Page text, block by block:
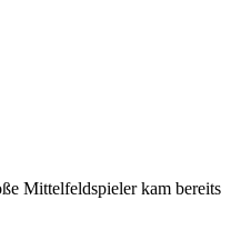
Mittelfeldspieler kam bereits